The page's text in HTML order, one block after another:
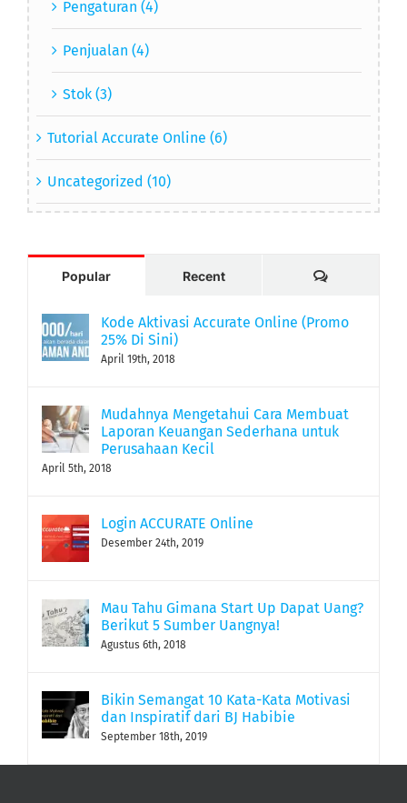
Pengaturan (4)
Penjualan (4)
Stok (3)
Tutorial Accurate Online (6)
Uncategorized (10)
Popular Recent Comments
Kode Aktivasi Accurate Online (Promo
25% Di Sini)
April 19th, 2018
Mudahnya Mengetahui Cara Membuat
Laporan Keuangan Sederhana untuk
Perusahaan Kecil
April 5th, 2018
Login ACCURATE Online
Desember 24th, 2019
Mau Tahu Gimana Start Up Dapat Uang?
Berikut 5 Sumber Uangnya!
Agustus 6th, 2018
Bikin Semangat 10 Kata-Kata Motivasi
dan Inspiratif dari BJ Habibie
September 18th, 2019